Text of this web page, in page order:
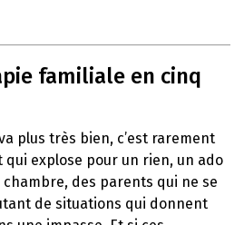
familiale en cinq
plus très bien, c’est rarement
qui explose pour un rien, un ado
chambre, des parents qui ne se
de situations qui donnent